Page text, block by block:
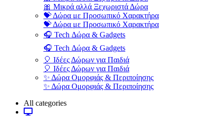
🎀 Μικρά αλλά Ξεχωριστά Δώρα
💝 Δώρα με Προσωπικό Χαρακτήρα
💝 Δώρα με Προσωπικό Χαρακτήρα
🎧 Tech Δώρα & Gadgets
🎧 Tech Δώρα & Gadgets
🎈 Ιδέες Δώρων για Παιδιά
🎈 Ιδέες Δώρων για Παιδιά
✨ Δώρα Ομορφιάς & Περιποίησης
✨ Δώρα Ομορφιάς & Περιποίησης
All categories